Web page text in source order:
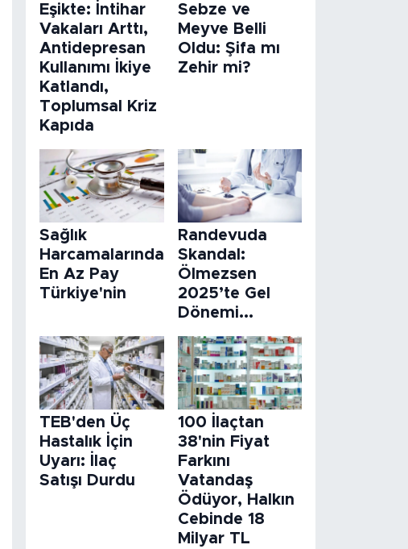
Eşikte: İntihar
Vakaları Arttı,
Antidepresan
Kullanımı İkiye
Katlandı,
Toplumsal Kriz
Kapıda
Sebze ve
Meyve Belli
Oldu: Şifa mı
Zehir mi?
Sağlık
Harcamalarında
En Az Pay
Türkiye'nin
Randevuda
Skandal:
Ölmezsen
2025’te Gel
Dönemi...
TEB'den Üç
Hastalık İçin
Uyarı: İlaç
Satışı Durdu
100 İlaçtan
38'nin Fiyat
Farkını
Vatandaş
Ödüyor, Halkın
Cebinde 18
Milyar TL